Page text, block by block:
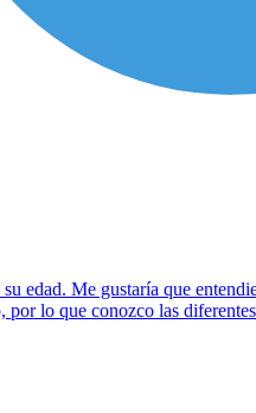
edad. Me gustaría que
lo que conozco las